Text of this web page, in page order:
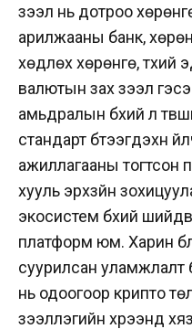
зээл нь дотроо
арилжааны банк,
хөдлөх хөрөнгө,
валютын зах зээл
амьдралын бүхий л
стандарт бүтээгдэхүүн
ажиллагааны тогтсон
хууль эрхзүйн
экосистем бүхий
платформ юм. Харин
суурилсан уламжлалт
нь одоогоор крипто
зээллэгийн хүрээнд